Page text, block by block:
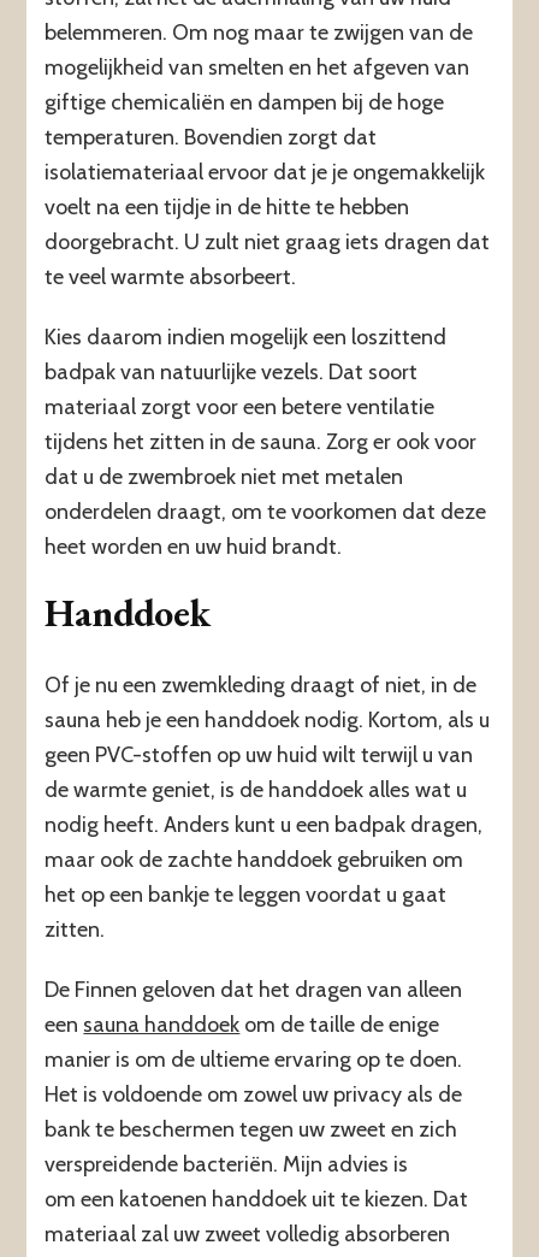
belemmeren. Om nog maar te zwijgen van de
mogelijkheid van smelten en het afgeven van
giftige chemicaliën en dampen bij de hoge
temperaturen. Bovendien zorgt dat
isolatiemateriaal ervoor dat je je ongemakkelijk
voelt na een tijdje in de hitte te hebben
doorgebracht. U zult niet graag iets dragen dat
te veel warmte absorbeert.
Kies daarom indien mogelijk een loszittend
badpak van natuurlijke vezels. Dat soort
materiaal zorgt voor een betere ventilatie
tijdens het zitten in de sauna. Zorg er ook voor
dat u de zwembroek niet met metalen
onderdelen draagt, om te voorkomen dat deze
heet worden en uw huid brandt.
Handdoek
Of je nu een zwemkleding draagt of niet, in de
sauna heb je een handdoek nodig. Kortom, als u
geen PVC-stoffen op uw huid wilt terwijl u van
de warmte geniet, is de handdoek alles wat u
nodig heeft. Anders kunt u een badpak dragen,
maar ook de zachte handdoek gebruiken om
het op een bankje te leggen voordat u gaat
zitten.
De Finnen geloven dat het dragen van alleen
een sauna handdoek om de taille de enige
manier is om de ultieme ervaring op te doen.
Het is voldoende om zowel uw privacy als de
bank te beschermen tegen uw zweet en zich
verspreidende bacteriën. Mijn advies is
om een katoenen handdoek uit te kiezen. Dat
materiaal zal uw zweet volledig absorberen